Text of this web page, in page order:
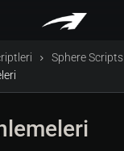
Sphere Scripts